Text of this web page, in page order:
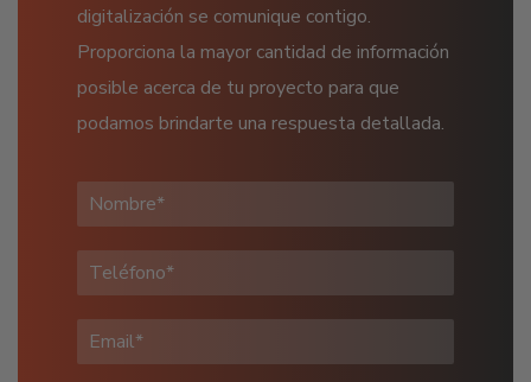
digitalización se comunique contigo.
Proporciona la mayor cantidad de información
posible acerca de tu proyecto para que
podamos brindarte una respuesta detallada.